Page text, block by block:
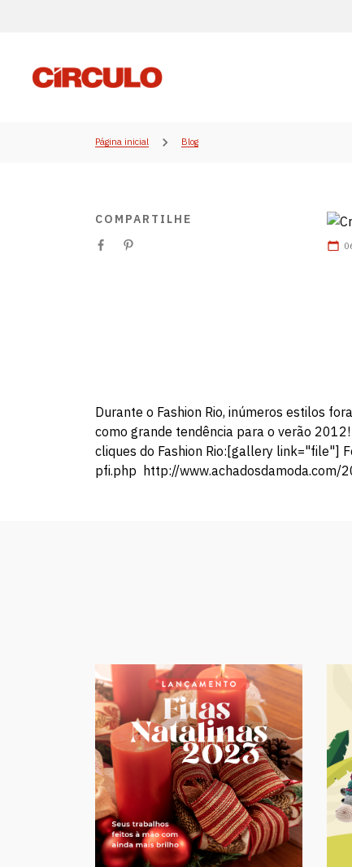
Página inicial Blog
COMPARTILHE
Durante o Fashion Rio, inúmeros estilos
como grande tendência para o verão
cliques do Fashion Rio:[gallery
pfi.php http://www.achadosdamoda.com/